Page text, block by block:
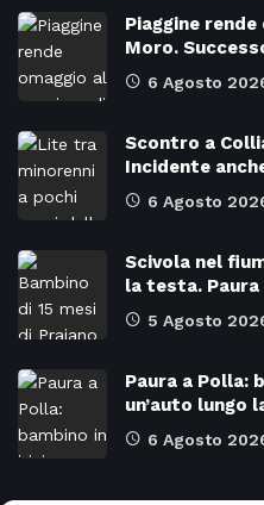
Piaggine
Moro.
6 Agosto
Scontro a
Incidente
6 Agosto
Scivola nel
la testa. Paura
5 Agosto
Paura a Polla:
un’auto lungo
6 Agosto